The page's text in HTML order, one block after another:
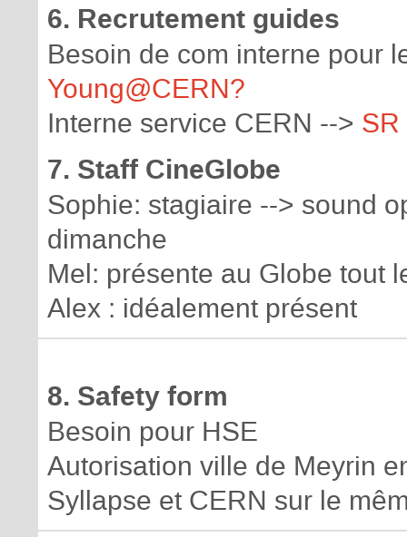
6. Recrutement guides
Besoin de com interne pour
Young@CERN?
Interne service CERN --> SR
7. Staff CineGlobe
Sophie: stagiaire --> sound
dimanche
Mel: présente au Globe tout
Alex : idéalement présent
8. Safety form
Besoin pour HSE
Autorisation ville de Meyrin
Syllapse et CERN sur le